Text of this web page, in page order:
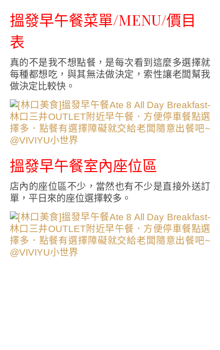
搵發早午餐菜單/MENU/價目
表
真的不是我不想點餐，是每次看到這麼多選擇就
每種都想吃，與其無法做決定，索性讓老闆幫我
做決定比較快。
搵發早午餐室內座位區
店內的座位區不少，當然也有不少是直接外送訂
單，平日來的座位選擇較多。